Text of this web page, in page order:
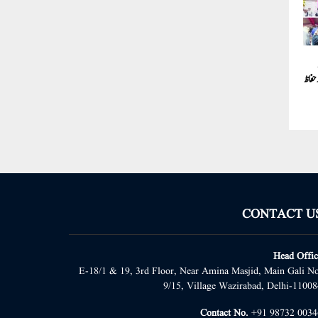
حفاظ
CONTACT
Head
E-18/1 & 19, 3rd Floor, Near Amina Masjid, Main Gali
9/15, Village Wazirabad, Delhi-
Contact No. +91 98732